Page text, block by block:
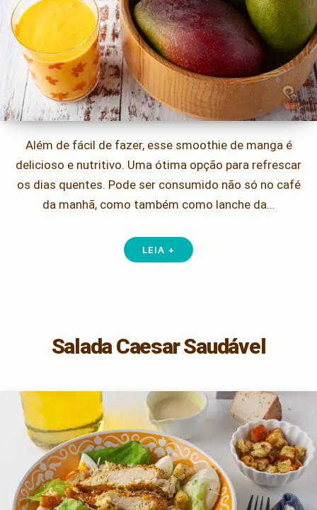
Além de fácil de fazer, esse smoothie de manga é
delicioso e nutritivo. Uma ótima opção para refrescar
os dias quentes. Pode ser consumido não só no café
da manhã, como também como lanche da…
LEIA +
Salada Caesar Saudável